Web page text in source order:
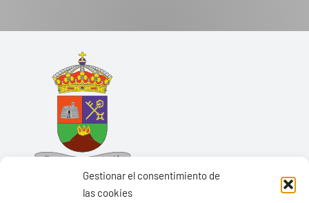
Gestionar el consentimiento de
las cookies